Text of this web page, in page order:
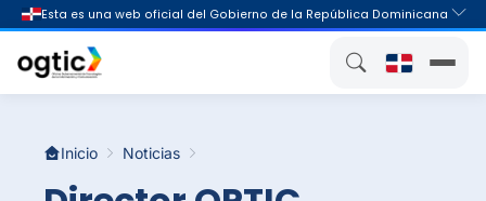
Inicio Noticias